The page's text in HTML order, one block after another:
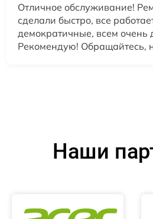
Отличное обслуживание!
сделали быстро, все
демократичные, всем очень
Рекомендую! Обращайтесь,
Наши